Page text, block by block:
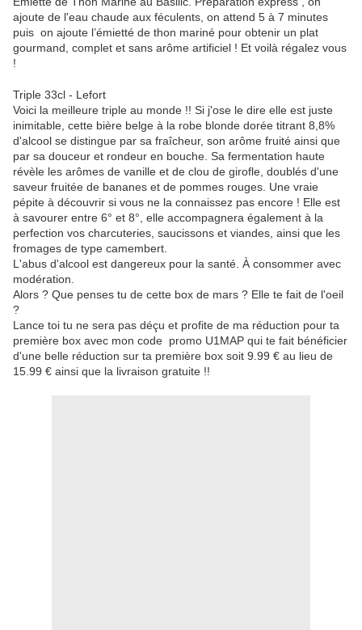
ajoute de l'eau chaude aux féculents, on attend 5 à 7 minutes
puis on ajoute l’émietté de thon mariné pour obtenir un plat
gourmand, complet et sans arôme artificiel ! Et voilà régalez vous
!
Triple 33cl - Lefort
Voici la meilleure triple au monde !! Si j'ose le dire elle est juste
inimitable, cette bière belge à la robe blonde dorée titrant 8,8%
d'alcool se distingue par sa fraîcheur, son arôme fruité ainsi que
par sa douceur et rondeur en bouche. Sa fermentation haute
révèle les arômes de vanille et de clou de girofle, doublés d'une
saveur fruitée de bananes et de pommes rouges. Une vraie
pépite à découvrir si vous ne la connaissez pas encore ! Elle est
à savourer entre 6° et 8°, elle accompagnera également à la
perfection vos charcuteries, saucissons et viandes, ainsi que les
fromages de type camembert.
L'abus d'alcool est dangereux pour la santé. À consommer avec
modération.
Alors ? Que penses tu de cette box de mars ? Elle te fait de l'oeil
?
Lance toi tu ne sera pas déçu et profite de ma réduction pour ta
première box avec mon code promo U1MAP qui te fait bénéficier
d'une belle réduction sur ta première box soit 9.99 € au lieu de
15.99 € ainsi que la livraison gratuite !!